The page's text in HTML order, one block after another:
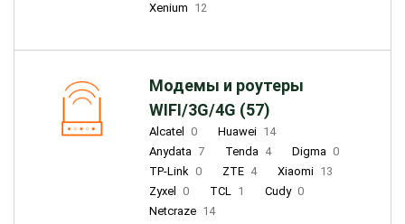
Xenium 12
Модемы и роутеры
WIFI/3G/4G (57)
Alcatel 0 Huawei 14
Anydata 7 Tenda 4 Digma 0
TP-Link 0 ZTE 4 Xiaomi 13
Zyxel
0 TCL 1 Cudy 0
Netcraze 14